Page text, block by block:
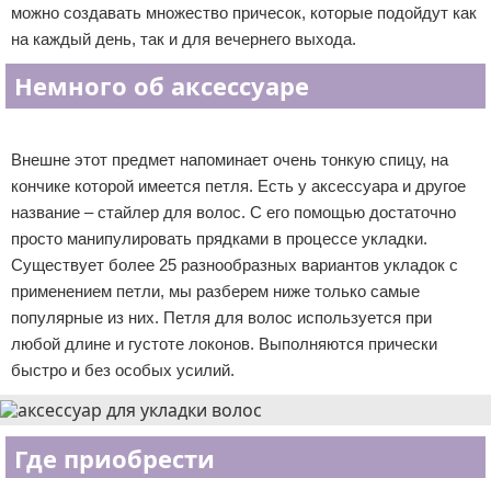
Прически
Разное
Хирургия
можно создавать множество причесок, которые подойдут как
на каждый день, так и для вечернего выхода.
Немного об аксессуаре
Внешне этот предмет напоминает очень тонкую спицу, на
кончике которой имеется петля. Есть у аксессуара и другое
название – стайлер для волос. С его помощью достаточно
просто манипулировать прядками в процессе укладки.
Существует более 25 разнообразных вариантов укладок с
применением петли, мы разберем ниже только самые
популярные из них. Петля для волос используется при
любой длине и густоте локонов. Выполняются прически
быстро и без особых усилий.
Где приобрести